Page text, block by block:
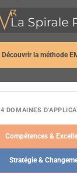
Découvrir la méthode
4 DOMAINES
Compétences &
Stratégie &